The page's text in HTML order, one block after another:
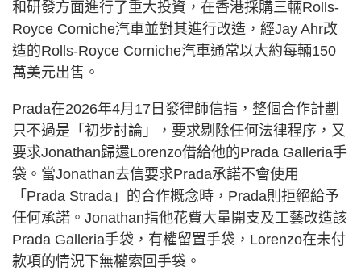
和研發方面進行了重大投資，在香港採購三輛Rolls-
Royce Corniche汽車並對其進行改造，經Jay Ahr改
造的Rolls-Royce Corniche汽車通常以大約每輛150
萬美元出售。
Prada在2026年4月17日發律師信指，整個合作計劃
只不過是「初步討論」，要求剔除任何法律程序，又
要求Jonathan歸還Lorenzo借給他的Prada Galleria手
袋。當Jonathan去信要求Prada承諾不會使用
「Prada Strada」的合作概念時，Prada則拒絕給予
任何承諾。Jonathan指他花費大量開支及工藝改造該
Prada Galleria手袋，有權留置手袋，Lorenzo在未付
款項的情況下無權索回手袋。